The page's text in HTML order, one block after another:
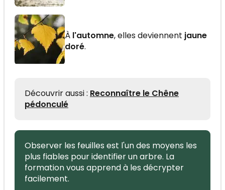
À l'automne, elles deviennent jaune
doré.
Découvrir aussi : Reconnaître le Chêne
pédonculé
Observer les feuilles est l'un des moyens les
plus fiables pour identifier un arbre. La
formation vous apprend à les décrypter
facilement.